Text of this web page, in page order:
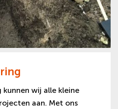
wij alle kleine
aan. Met ons